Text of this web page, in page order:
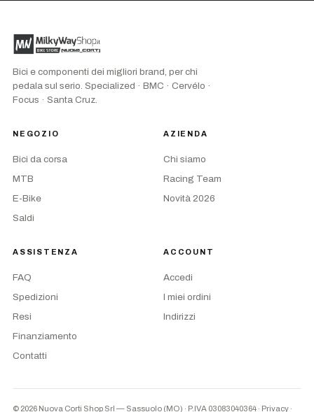
Bici e componenti dei migliori brand, per chi
pedala sul serio. Specialized · BMC · Cervélo ·
Focus · Santa Cruz.
NEGOZIO
Bici da corsa
MTB
E-Bike
Saldi
AZIENDA
Chi siamo
Racing Team
Novità 2026
ASSISTENZA
FAQ
Spedizioni
Resi
Finanziamento
Contatti
ACCOUNT
Accedi
I miei ordini
Indirizzi
© 2026 Nuova Corti Shop Srl — Sassuolo (MO) · P.IVA 03083040364 · Privacy ·